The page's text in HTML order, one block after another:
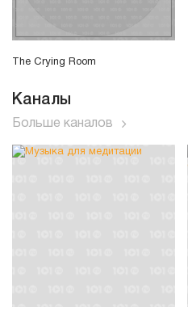
The Crying Room
Каналы
Больше каналов